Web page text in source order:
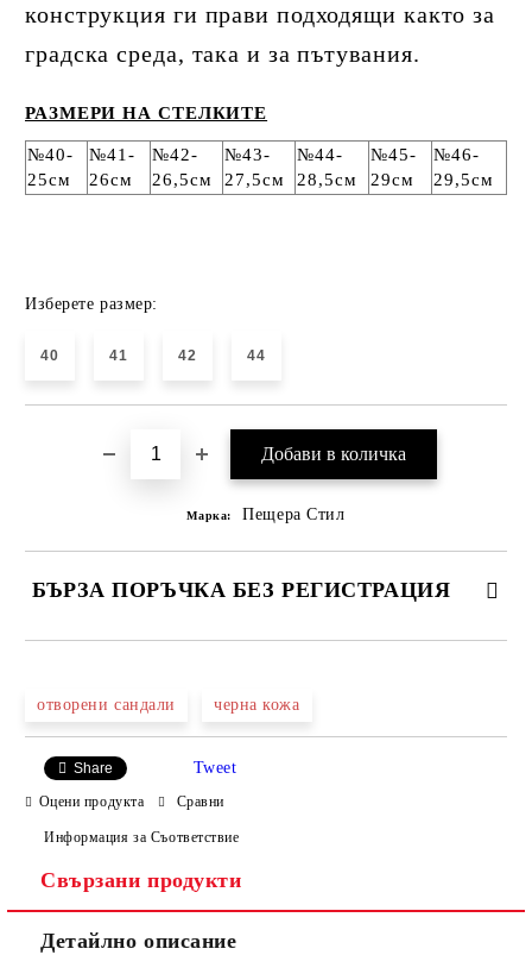
конструкция ги прави подходящи както за
градска среда, така и за пътувания.
РАЗМЕРИ НА СТЕЛКИТЕ
№40-
25см
№41-
26см
№42-
26,5см
№43-
27,5см
№44-
28,5см
№45-
29см
№46-
29,5см
Изберете размер:
40 41 42 44
Марка: Пещера Стил
БЪРЗА ПОРЪЧКА БЕЗ РЕГИСТРАЦИЯ
Ние ще се свържем с вас в рамките на работния ден.
отворени сандали черна кожа
Share Tweet
Оцени продукта Сравни
Информация за Съответствие
Свързани продукти
Детайлно описание